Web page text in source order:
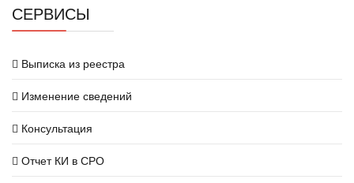
СЕРВИСЫ
Выписка из реестра
Изменение сведений
Консультация
Отчет КИ в СРО